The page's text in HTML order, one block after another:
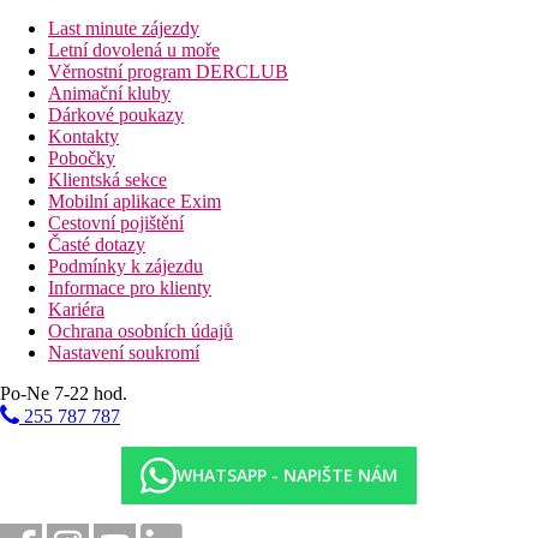
Vzdálenosti
13 km
Vzdálenost od nejbližšího letiště
Fotogalerie
Last minute zájezdy
Letní dovolená u moře
Věrnostní program DERCLUB
Animační kluby
Dárkové poukazy
Kontakty
Pobočky
Klientská sekce
Mobilní aplikace Exim
Cestovní pojištění
Časté dotazy
Podmínky k zájezdu
Informace pro klienty
Kariéra
Ochrana osobních údajů
Nastavení soukromí
Po-Ne 7-22 hod.
255 787 787
WHATSAPP - NAPIŠTE NÁM